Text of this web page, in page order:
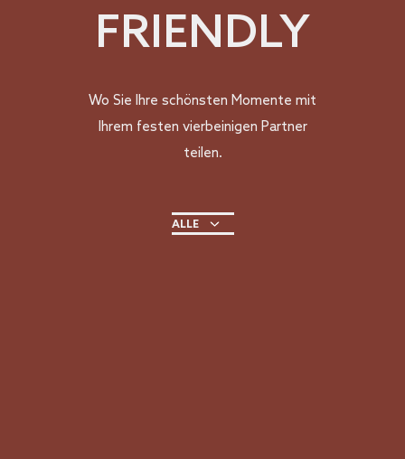
FRIENDLY
Wo Sie Ihre schönsten Momente mit
Ihrem festen vierbeinigen Partner
teilen.
ALLE